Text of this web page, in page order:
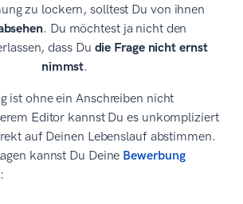
zu lockern, solltest Du von ihnen
. Du möchtest ja nicht den
dass Du die Frage nicht ernst
nimmst.
ist ohne ein Anschreiben nicht
Editor kannst Du es unkompliziert
auf Deinen Lebenslauf abstimmen.
kannst Du Deine Bewerbung
: